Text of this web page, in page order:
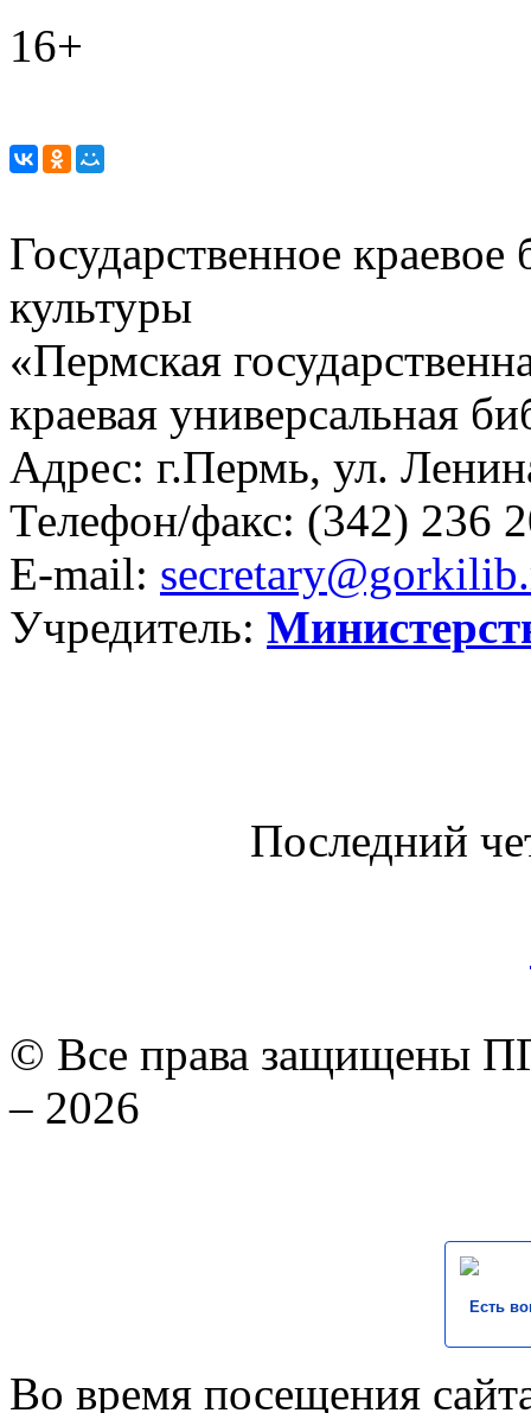
16+
Государственное
культуры
«Пермская
краевая универсальная
Адрес: г.Пермь, ул.
Телефон/факс: (342) 236
E-mail:
Учредитель:
Последний
© Все права защищены
– 2026
Есть
Во время посещения